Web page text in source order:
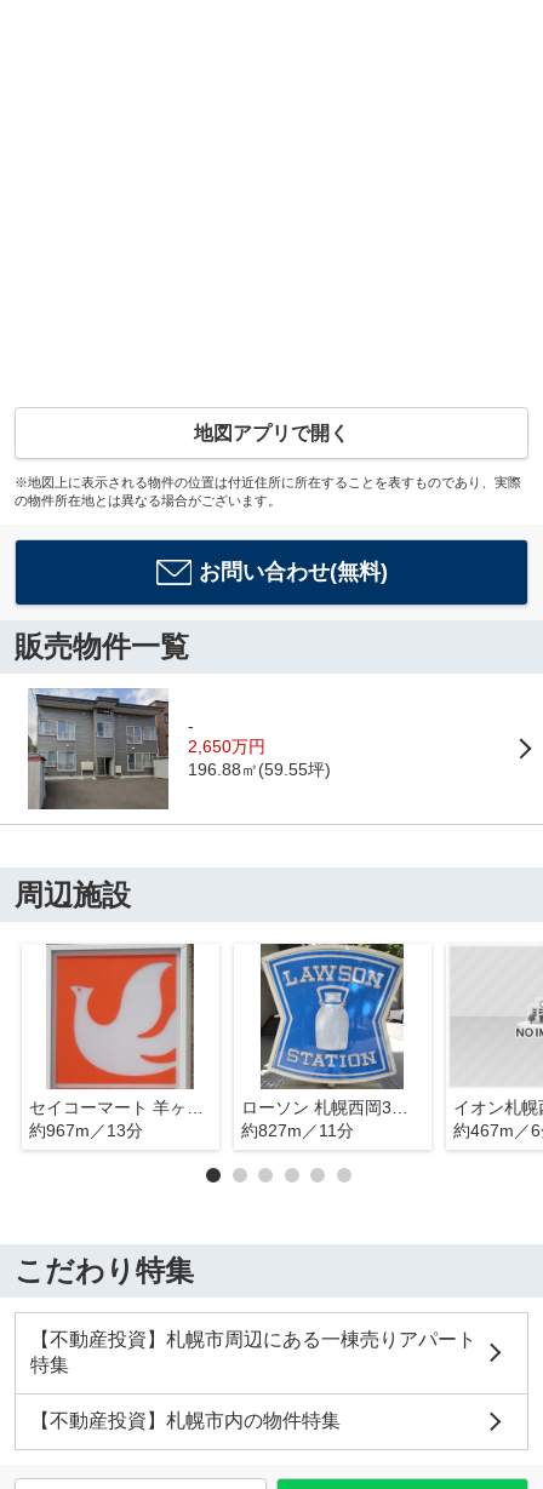
地図アプリで開く
※地図上に表示される物件の位置は付近住所に所在することを表すものであり、実際
の物件所在地とは異なる場合がございます。
お問い合わせ(無料)
販売物件一覧
-
2,650万円
196.88㎡(59.55坪)
周辺施設
約967m／13分
約827m／11分
イオン札幌
約467m／
こだわり特集
【不動産投資】札幌市周辺にある一棟売りアパート
特集
【不動産投資】札幌市内の物件特集